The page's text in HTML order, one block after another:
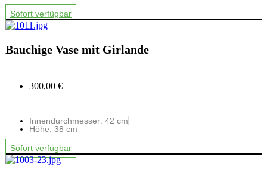
Sofort verfügbar
Bauchige Vase mit Girlande
300,00 €
Innendurchmesser: 42 cm
Höhe: 38 cm
Sofort verfügbar